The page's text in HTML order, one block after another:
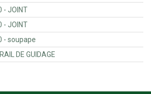
SAME - 00197135010 - JOINT
SAME - 00197324020 - JOINT
SAME - 00197395020 - soupape
SAME - 001969770 - RAIL DE GUIDAGE